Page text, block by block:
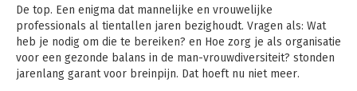
De top. Een enigma dat mannelijke en vrouwelijke
professionals al tientallen jaren bezighoudt. Vragen als: Wat
heb je nodig om die te bereiken? en Hoe zorg je als organisatie
voor een gezonde balans in de man-vrouwdiversiteit? stonden
jarenlang garant voor breinpijn. Dat hoeft nu niet meer.